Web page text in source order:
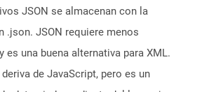
JSON se almacenan con la
.json. JSON requiere menos
es una buena alternativa para XML.
de JavaScript, pero es un